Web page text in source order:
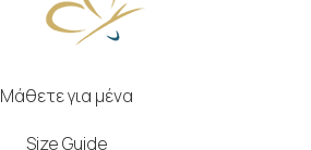
Μάθετε για μένα
Size Guide